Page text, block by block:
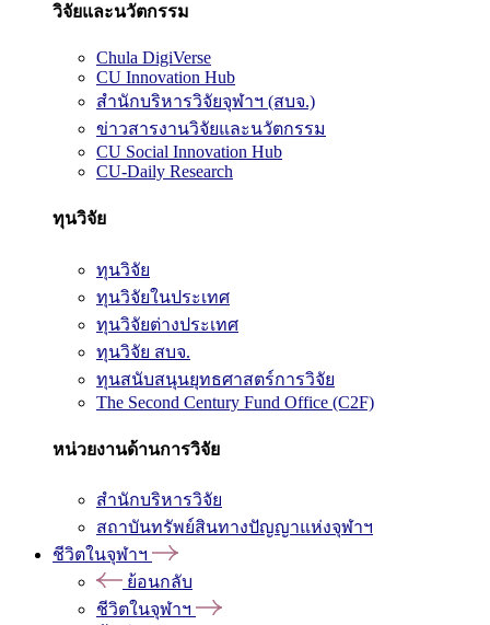
วิจัยและนวัตกรรม
Chula DigiVerse
CU Innovation Hub
สำนักบริหารวิจัยจุฬาฯ (สบจ.)
ข่าวสารงานวิจัยและนวัตกรรม
CU Social Innovation Hub
CU-Daily Research
ทุนวิจัย
ทุนวิจัย
ทุนวิจัยในประเทศ
ทุนวิจัยต่างประเทศ
ทุนวิจัย สบจ.
ทุนสนับสนุนยุทธศาสตร์การวิจัย
The Second Century Fund Office (C2F)
หน่วยงานด้านการวิจัย
สำนักบริหารวิจัย
สถาบันทรัพย์สินทางปัญญาแห่งจุฬาฯ
ชีวิตในจุฬาฯ
ย้อนกลับ
ชีวิตในจุฬาฯ